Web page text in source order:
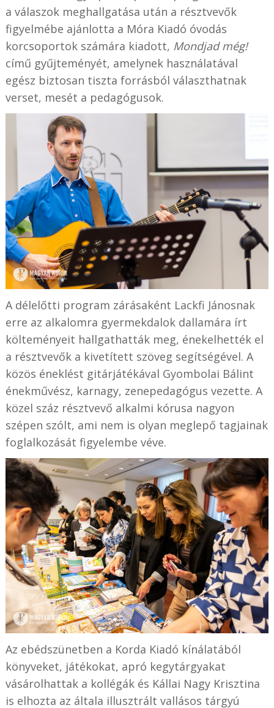
a válaszok meghallgatása után a résztvevők
figyelmébe ajánlotta a Móra Kiadó óvodás
korcsoportok számára kiadott, Mondjad még!
című gyűjteményét, amelynek használatával
egész biztosan tiszta forrásból választhatnak
verset, mesét a pedagógusok.
A délelőtti program zárásaként Lackfi Jánosnak
erre az alkalomra gyermekdalok dallamára írt
költeményeit hallgathatták meg, énekelhették el
a résztvevők a kivetített szöveg segítségével. A
közös éneklést gitárjátékával Gyombolai Bálint
énekművész, karnagy, zenepedagógus vezette. A
közel száz résztvevő alkalmi kórusa nagyon
szépen szólt, ami nem is olyan meglepő tagjainak
foglalkozását figyelembe véve.
Az ebédszünetben a Korda Kiadó kínálatából
könyveket, játékokat, apró kegytárgyakat
vásárolhattak a kollégák és Kállai Nagy Krisztina
is elhozta az általa illusztrált vallásos tárgyú